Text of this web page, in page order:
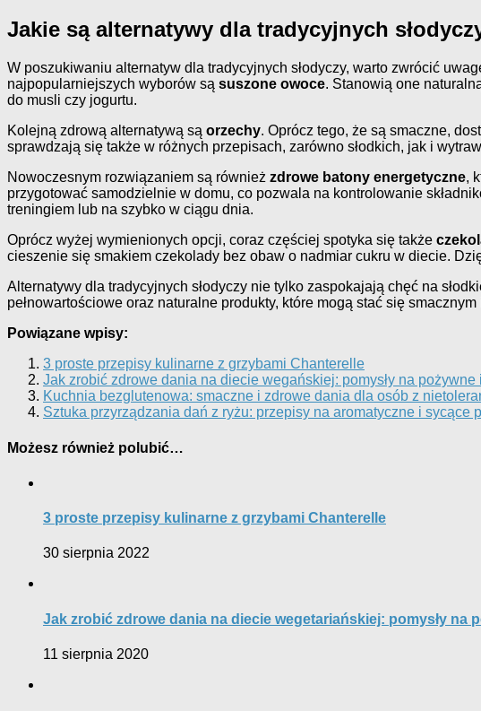
Jakie są alternatywy dla tradycyjnych
W poszukiwaniu alternatyw dla tradycyjnych słodyczy, warto zwrócić
najpopularniejszych wyborów są suszone owoce. Stanowią one
do musli czy jogurtu.
Kolejną zdrową alternatywą są orzechy. Oprócz tego, że są smaczne,
sprawdzają się także w różnych przepisach, zarówno słodkich, jak i
Nowoczesnym rozwiązaniem są również zdrowe batony energetyczne,
przygotować samodzielnie w domu, co pozwala na kontrolowanie
treningiem lub na szybko w ciągu dnia.
Oprócz wyżej wymienionych opcji, coraz częściej spotyka się także
cieszenie się smakiem czekolady bez obaw o nadmiar cukru w diecie.
Alternatywy dla tradycyjnych słodyczy nie tylko zaspokajają chęć na
pełnowartościowe oraz naturalne produkty, które mogą stać się
Powiązane wpisy:
3 proste przepisy kulinarne z grzybami Chanterelle
Jak zrobić zdrowe dania na diecie wegańskiej: pomysły na pożywne
Kuchnia bezglutenowa: smaczne i zdrowe dania dla osób z
Sztuka przyrządzania dań z ryżu: przepisy na aromatyczne i sycące
Możesz również polubić…
3 proste przepisy kulinarne z grzybami Chanterelle
30 sierpnia 2022
Jak zrobić zdrowe dania na diecie wegetariańskiej: pomysły na
11 sierpnia 2020